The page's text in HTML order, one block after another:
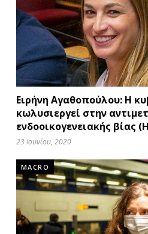
Ειρήνη Αγαθοπούλου: Η
κωλυσιεργεί στην
ενδοοικογενειακής βίας
23 Ιουνίου, 2020
MACRO